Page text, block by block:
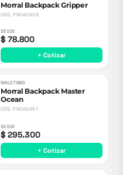
Morral Backpack Gripper
CÓD.PROA2928
DESDE
$ 78.800
+ Cotizar
MALETINES
Morral Backpack Master
Ocean
CÓD.PROA2651
DESDE
$ 295.300
+ Cotizar